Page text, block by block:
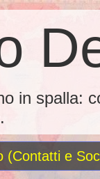
in spalla:
(Contatti e